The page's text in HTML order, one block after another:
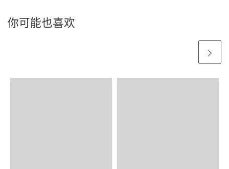
你可能也喜欢